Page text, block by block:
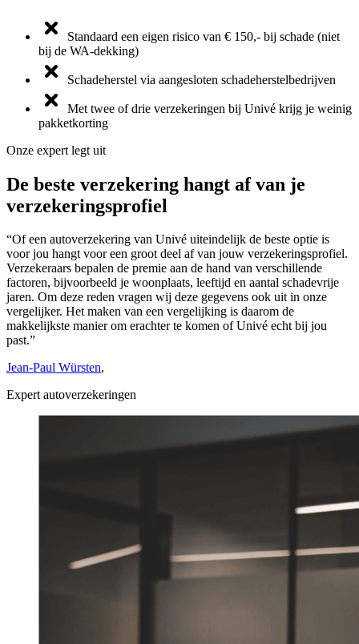
Standaard een eigen risico van € 150,- bij schade (niet
bij de WA-dekking)
Schadeherstel via aangesloten schadeherstelbedrijven
Met twee of drie verzekeringen bij Univé krijg je weinig
pakketkorting
Onze expert legt uit
De beste verzekering hangt af van je
verzekeringsprofiel
“Of een autoverzekering van Univé uiteindelijk de beste optie is
voor jou hangt voor een groot deel af van jouw verzekeringsprofiel.
Verzekeraars bepalen de premie aan de hand van verschillende
factoren, bijvoorbeeld je woonplaats, leeftijd en aantal schadevrije
jaren. Om deze reden vragen wij deze gegevens ook uit in onze
vergelijker. Het maken van een vergelijking is daarom de
makkelijkste manier om erachter te komen of Univé echt bij jou
past.”
Jean-Paul Würsten,
Expert autoverzekeringen